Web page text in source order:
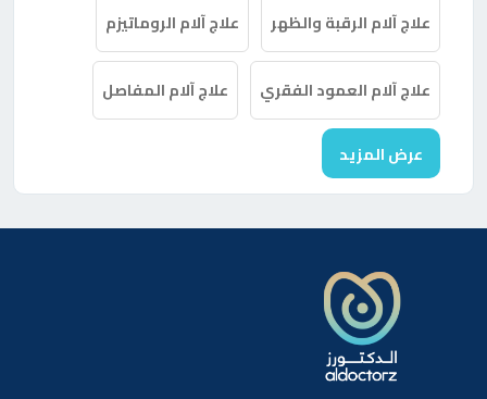
علاج آلام الرقبة والظهر علاج آلام الروماتيزم
علاج آلام العمود الفقري علاج آلام المفاصل
عرض المزيد